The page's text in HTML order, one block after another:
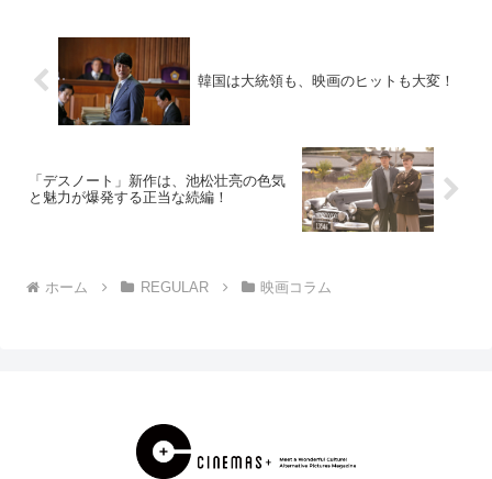
韓国は大統領も、映画のヒットも大変！
「デスノート」新作は、池松壮亮の色気
と魅力が爆発する正当な続編！
ホーム REGULAR 映画コラム